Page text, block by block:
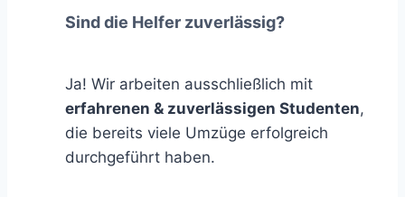
Sind die Helfer zuverlässig?
Ja! Wir arbeiten ausschließlich mit
erfahrenen & zuverlässigen Studenten,
die bereits viele Umzüge erfolgreich
durchgeführt haben.